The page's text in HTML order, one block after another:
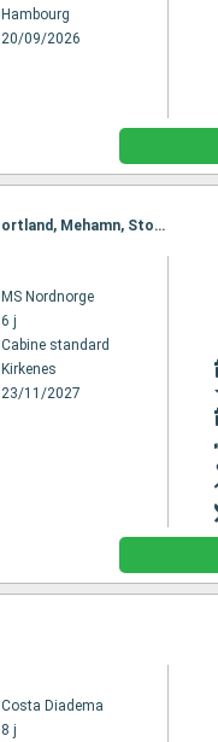
Hambourg
20/09/2026
Itinéraire : Kirkenes, Vardo, Batsfjord, Berlevag, Finnsnes, Vardo, Harstad, Risoyhamn, sortland, Mehamn, Stokmarknes, Kjollefjord, Svolvaer, Honningsvag, Stamsund, Havoysund, Hammerfest, Oksfjord, Skjervoy, Tromso, Batsfjord, Bodo, Ornes, Nesna (passagem circulo polar), Sandnessjoen, Bronnoysund, Finnsnes, Rorvik, Harstad, Risoyhamn, sortland, Stokmarknes, Svolvaer, Stamsund, Berlevag, Trondheim, Kristiansund, Molde, Bodo, Ornes, Nesna (passagem circulo polar), Sandnessjoen, Bronnoysund, Rorvik, Mehamn, Alesund, Torvik, Maloy, Floro, Bergen, Trondheim, Kristiansund, Molde, Kjollefjord, Alesund, Torvik, Maloy, Floro, Bergen, Honningsvag, Havoysund, Hammerfest, Oksfjord, Skjervoy, Tromso, Finnsnes, Harstad, Risoyhamn, sortland, Stokmarknes, Svolvaer, Stamsund, Bodo, Ornes, Nesna (passagem circulo polar), Sandnessjoen, Bronnoysund, Rorvik, Trondheim, Kristiansund, Molde, Alesund, Torvik, Maloy, Floro, Bergen
MS Nordnorge
6 j
Cabine standard
Kirkenes
23/11/2027
Costa Diadema
8 j